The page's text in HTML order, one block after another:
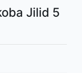
Jilid 5